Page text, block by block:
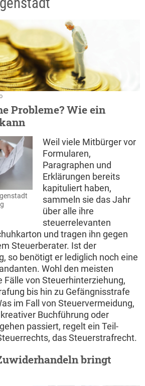
Probleme? Wie ein
Weil viele Mitbürger vor
Formularen,
Paragraphen und
Erklärungen bereits
kapituliert haben,
sammeln sie das Jahr
über alle ihre
steuerrelevanten
und tragen ihn gegen
Steuerberater. Ist der
so benötigt er lediglich noch eine
Wohl den meisten
Fälle von Steuerhinterziehung,
bis hin zu Gefängnisstrafe
im Fall von Steuervermeidung,
Buchführung oder
passiert, regelt ein Teil-
das Steuerstrafrecht.
bringt